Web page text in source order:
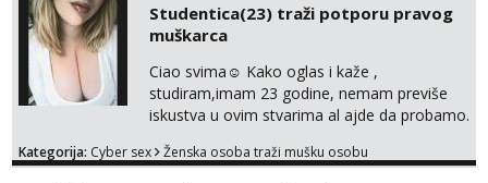
znali reći da im netko šalje moje fotke/videa
ili ima slične oglase s mojim slikama. Moj
oglas za dominaciju je isključvo ov...
Studentica(23) traži potporu pravog
muškarca
Ciao svima☺️ Kako oglas i kaže ,
studiram,imam 23 godine, nemam previše
iskustva u ovim stvarima al ajde da probamo.
poslije kada se bolje znamo i videopoziv i
Kategorija: Cyber sex Ženska osoba traži mušku osobu